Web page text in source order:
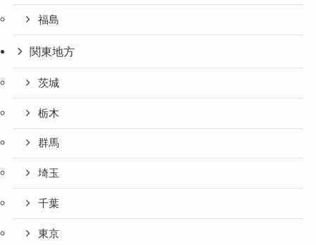
福島
関東地方
茨城
栃木
群馬
埼玉
千葉
東京